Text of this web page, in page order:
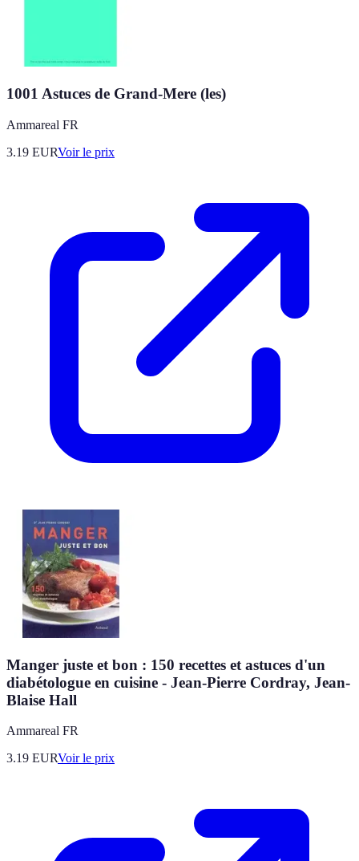
1001 Astuces de Grand-Mere (les)
Ammareal FR
3.19 EURVoir le prix
Manger juste et bon : 150 recettes et astuces d'un
diabétologue en cuisine - Jean-Pierre Cordray, Jean-
Blaise Hall
Ammareal FR
3.19 EURVoir le prix